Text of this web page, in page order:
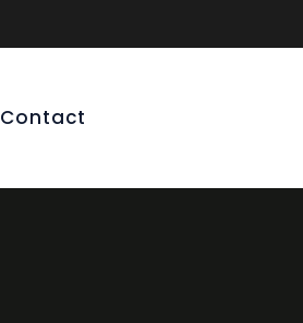
Contact